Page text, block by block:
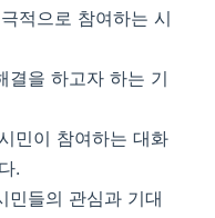
적으로 참여하는 시
결을 하고자 하는 기
민이 참여하는 대화
.
민들의 관심과 기대